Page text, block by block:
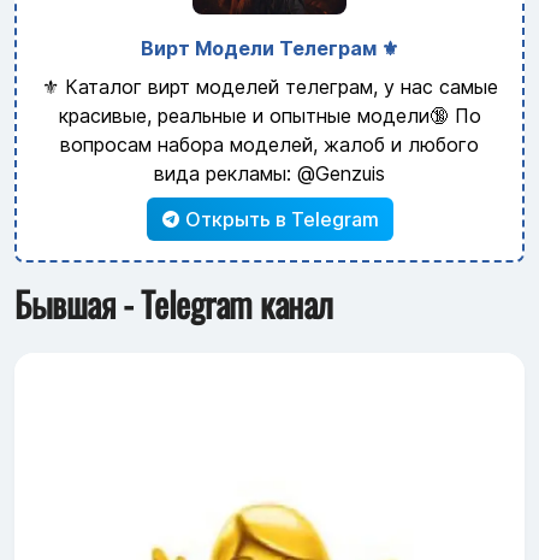
Вирт Модели Телеграм ⚜️
⚜️ Каталог вирт моделей телеграм, у нас самые
красивые, реальные и опытные модели🔞 По
вопросам набора моделей, жалоб и любого
вида рекламы: @Genzuis
Открыть в Telegram
Бывшая - Telegram канал